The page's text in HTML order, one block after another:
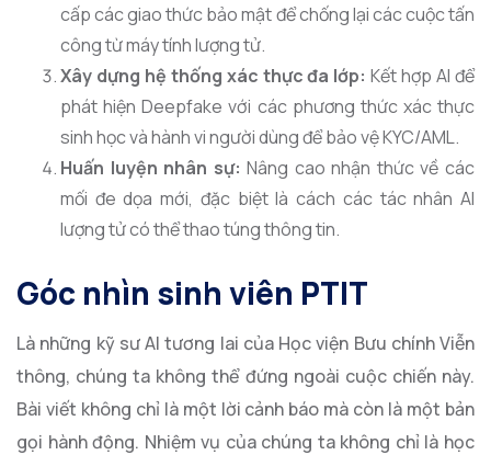
cấp các giao thức bảo mật để chống lại các cuộc tấn
công từ máy tính lượng tử.
Xây dựng hệ thống xác thực đa lớp: Kết hợp AI để
phát hiện Deepfake với các phương thức xác thực
sinh học và hành vi người dùng để bảo vệ KYC/AML.
Huấn luyện nhân sự: Nâng cao nhận thức về các
mối đe dọa mới, đặc biệt là cách các tác nhân AI
lượng tử có thể thao túng thông tin.
Góc nhìn sinh viên PTIT
Là những kỹ sư AI tương lai của Học viện Bưu chính Viễn
thông, chúng ta không thể đứng ngoài cuộc chiến này.
Bài viết không chỉ là một lời cảnh báo mà còn là một bản
gọi hành động. Nhiệm vụ của chúng ta không chỉ là học